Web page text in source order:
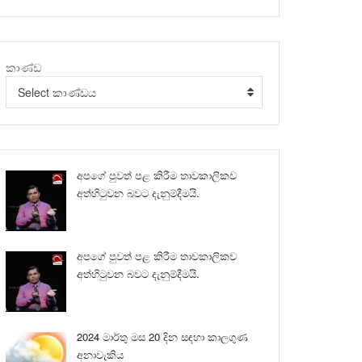
කාණ්ඩ
Select කාණ්ඩය
අපගේ පුවත් පළ කිරීම තාවකාලිකව
අත්හිටුවන බවට දැනුම්දීමයි.
අපගේ පුවත් පළ කිරීම තාවකාලිකව
අත්හිටුවන බවට දැනුම්දීමයි.
2024 මාර්තු මස 20 දින සඳහා කාලගුණ
අනාවැකිය